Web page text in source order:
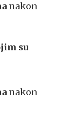
nakon
su
nakon